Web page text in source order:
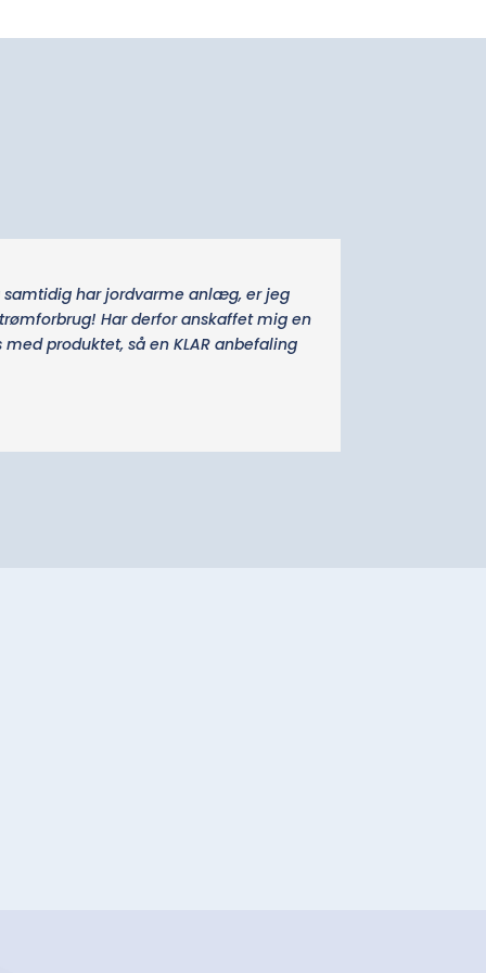
samtidig har jordvarme anlæg, er jeg
Har derfor anskaffet mig en
med produktet, så en KLAR anbefaling